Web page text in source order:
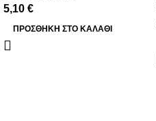
5,10 €
ΠΡΟΣΘΉΚΗ ΣΤΟ ΚΑΛΆΘΙ